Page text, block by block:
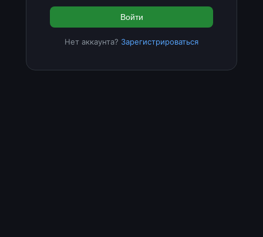
Войти
Нет аккаунта? Зарегистрироваться